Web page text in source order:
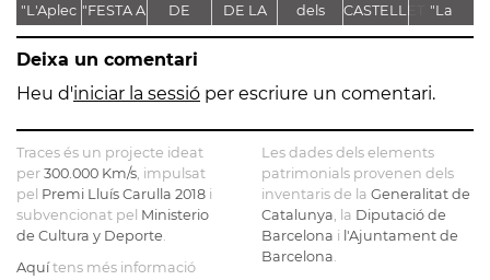
"L'Aplec
d'Artés"
"FESTA A
CASTELLET"
DE
LLEGENDES
VINCULADES
AL CAMÍ
DE LA
TROBALLA
MARE
CASTELLET
dels
Pastorets
CASTELLET
"La
Festa
d'Enric
Deixa un comentari
Heu d'iniciar la sessió per escriure un comentari.
Traces és un projecte ideat
per 300.000 Km/s , impulsat
pel Premi Lluís Carulla 2018 i
subvencionat pel Ministerio
de Cultura y Deporte
Aquítens més informació
Les dades dels elements
patrimonials provenen dels
inventaris de la Generalitat de
Catalunya , la Diputació de
Barcelona i l'Ajuntament de
Barcelona